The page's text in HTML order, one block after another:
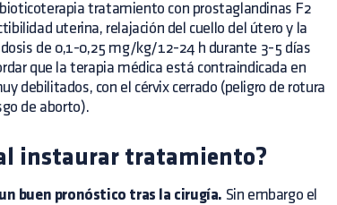
tratamiento con prostaglandinas F2
uterina, relajación del cuello del útero y la
de 0,1-0,25 mg/kg/12-24 h durante 3-5 días
que la terapia médica está contraindicada en
debilitados, con el cérvix cerrado (peligro de rotura
de aborto).
instaurar tratamiento?
buen pronóstico tras la cirugía. Sin embargo el